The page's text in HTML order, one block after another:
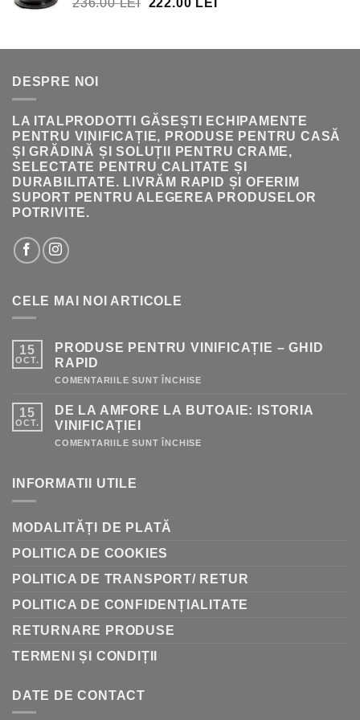
396.00 LEI.
236.00LEI
FOST:
222.00 LEI
222.00 LEI.
DESPRE NOI
LA ITALPRODOTTI GĂSEȘTI ECHIPAMENTE
PENTRU VINIFICAȚIE, PRODUSE PENTRU CASĂ
ȘI GRĂDINĂ ȘI SOLUȚII PENTRU CRAME,
SELECTATE PENTRU CALITATE ȘI
DURABILITATE. LIVRĂM RAPID ȘI OFERIM
SUPORT PENTRU ALEGEREA PRODUSELOR
POTRIVITE.
CELE MAI NOI ARTICOLE
15
OCT.
PRODUSE PENTRU VINIFICAȚIE – GHID
RAPID
COMENTARIILE SUNT ÎNCHISE
VINIFICAȚIE
15
OCT.
DE LA AMFORE LA BUTOAIE: ISTORIA
VINIFICAȚIEI
COMENTARIILE SUNT ÎNCHISE
INFORMATII UTILE
MODALITĂȚI DE PLATĂ
POLITICA DE COOKIES
POLITICA DE TRANSPORT/ RETUR
POLITICA DE CONFIDENȚIALITATE
RETURNARE PRODUSE
TERMENI ȘI CONDIȚII
DATE DE CONTACT